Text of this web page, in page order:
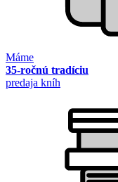
Máme
35-ročnú tradíciu
predaja kníh